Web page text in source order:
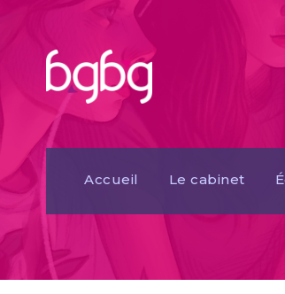
Accueil Le cabinet